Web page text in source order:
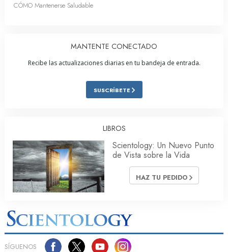
CÓMO Mantenerse Saludable
MANTENTE CONECTADO
Recibe las actualizaciones diarias en tu bandeja de entrada.
SUSCRÍBETE
LIBROS
Scientology: Un Nuevo Punto
de Vista sobre la Vida
HAZ TU PEDIDO
SÍGUENOS